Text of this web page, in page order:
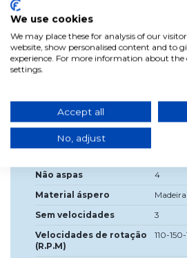
Fonte de luz incluída?
Tensão
230V
Cor
Branco
Tampa
E27
Controle remoto
Não
Posição de
Não aspas
4
Material áspero
Madeira
Sem velocidades
3
Velocidades de rotação
(R.P.M)
110-
We use cookies
We may place these for analysis of our
website, show personalised content and to
experience. For more information about the
settings.
Accept all
No, adjust